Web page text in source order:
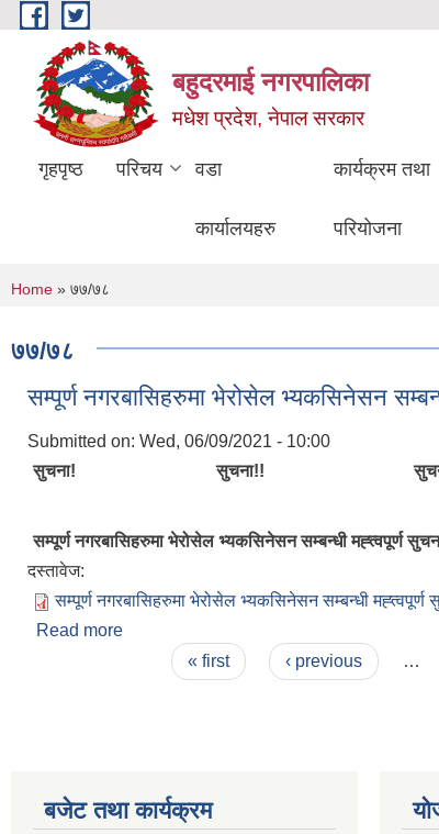
Skip to main content
बहुदरमाई नगरपालिका
मधेश प्रदेश, नेपाल सरकार
गृहपृष्ठ परिचय वडा
कार्यालयहरु
कार्यक्रम तथा
परियोजना
You are here
Home » ७७/७८
७७/७८
सम्पूर्ण नगरबासिहरुमा भेरोसेल भ्यकसिनेसन
Submitted on: Wed, 06/09/2021 - 10:00
सुचना! सुचना!!
सम्पूर्ण नगरबासिहरुमा भेरोसेल भ्यकसिनेसन सम्बन्धी मह्त्वपूर्ण
दस्तावेज:
सम्पूर्ण नगरबासिहरुमा भेरोसेल भ्यकसिनेसन सम्बन्धी मह्त्वपूर्ण
Read more
« first ‹ previous …
बजेट तथा कार्यक्रम